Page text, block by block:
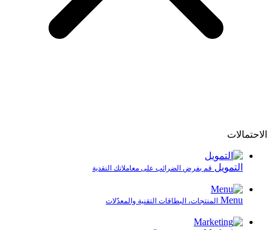
الاحتمالات
التمويل قم بفرض الضرائب على معاملاتك النقدية
Menu المنتجات، البطاقات التقنية والمعدّلات